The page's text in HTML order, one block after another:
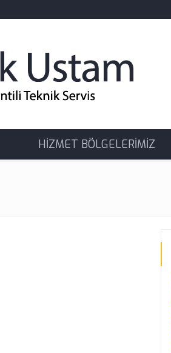
HİZMET BÖLGELERİMİZ